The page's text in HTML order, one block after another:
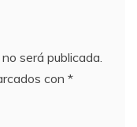
será publicada.
con *